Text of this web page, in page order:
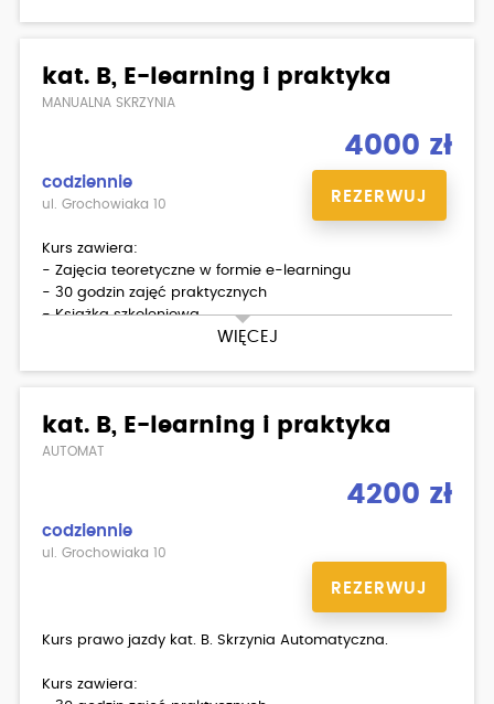
kat. B, E-learning i praktyka
MANUALNA SKRZYNIA
4000 zł
codziennie
ul. Grochowiaka 10 REZERWUJ
WIĘCEJ
Kurs zawiera:
- Zajęcia teoretyczne w formie e-learningu
- 30 godzin zajęć praktycznych
- Książka szkoleniowa
- Dostęp do platformy z testami
kat. B, E-learning i praktyka
AUTOMAT
4200 zł
codziennie
ul. Grochowiaka 10
REZERWUJ
Kurs prawo jazdy kat. B. Skrzynia Automatyczna.
Kurs zawiera: